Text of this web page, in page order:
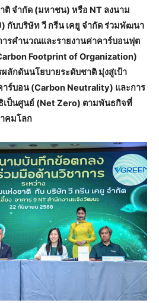
จำกัด (มหาชน) หรือ NT ลงนาม
กับบริษัท วี กรีน เคยู จำกัด ร่วมพัฒนา
รคำนวณและรายงานค่าคาร์บอนฟุต
Footprint of Organization)
ลักดันนโยบายระดับชาติ มุ่งสู่เป้า
ร์บอน (Carbon Neutrality) และการ
เป็นศูนย์ (Net Zero) ตามพันธกิจที่
คมโลก